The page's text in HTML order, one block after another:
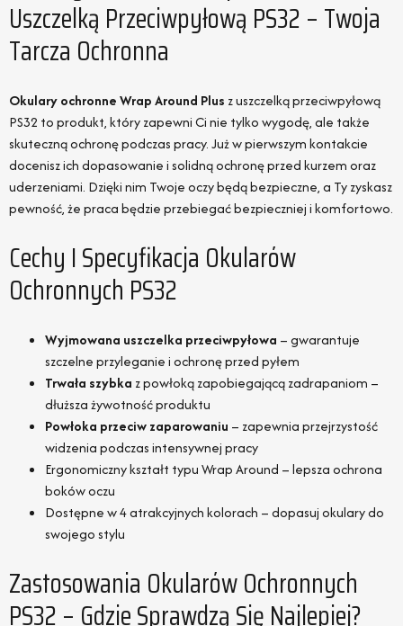
Uszczelką Przeciwpyłową PS32 – Twoja
Tarcza Ochronna
Okulary ochronne Wrap Around Plus z uszczelką przeciwpyłową
PS32 to produkt, który zapewni Ci nie tylko wygodę, ale także
skuteczną ochronę podczas pracy. Już w pierwszym kontakcie
docenisz ich dopasowanie i solidną ochronę przed kurzem oraz
uderzeniami. Dzięki nim Twoje oczy będą bezpieczne, a Ty zyskasz
pewność, że praca będzie przebiegać bezpieczniej i komfortowo.
Cechy I Specyfikacja Okularów
Ochronnych PS32
Wyjmowana uszczelka przeciwpyłowa – gwarantuje
szczelne przyleganie i ochronę przed pyłem
Trwała szybka z powłoką zapobiegającą zadrapaniom –
dłuższa żywotność produktu
Powłoka przeciw zaparowaniu – zapewnia przejrzystość
widzenia podczas intensywnej pracy
Ergonomiczny kształt typu Wrap Around – lepsza ochrona
boków oczu
Dostępne w 4 atrakcyjnych kolorach – dopasuj okulary do
swojego stylu
Zastosowania Okularów Ochronnych
PS32 – Gdzie Sprawdzą Się Najlepiej?